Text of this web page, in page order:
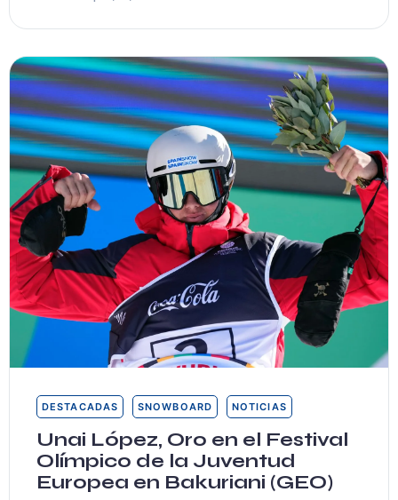
DESTACADAS SNOWBOARD NOTICIAS
Unai López, Oro en el Festival
Olímpico de la Juventud
Europea en Bakuriani (GEO)